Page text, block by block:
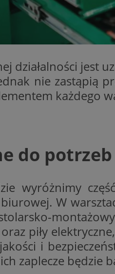
działalności jest
nie zastąpią
każdego
do potrzeb
wyróżnimy
biurowej. W
piły
i
zaplecze będzie
SessID
QeSessID
MvSessID
Nazwa
_clsk
Nazwa
VISITOR_INFO1_LIVE
Nazwa
openstat_gid